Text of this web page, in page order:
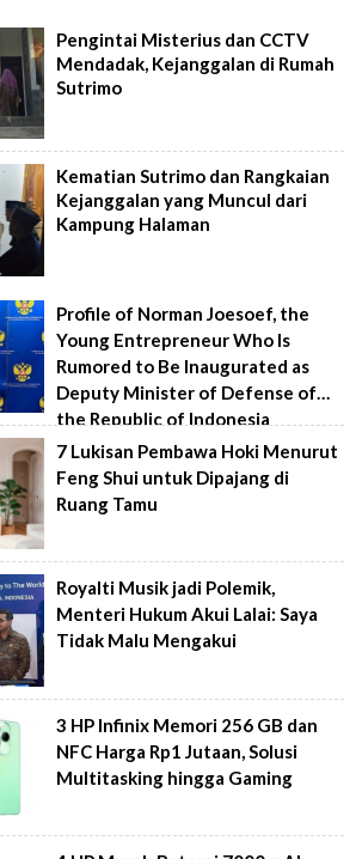
Pengintai Misterius dan CCTV
Mendadak, Kejanggalan di Rumah
Sutrimo
Kematian Sutrimo dan Rangkaian
Kejanggalan yang Muncul dari
Kampung Halaman
Profile of Norman Joesoef, the
Young Entrepreneur Who Is
Rumored to Be Inaugurated as
Deputy Minister of Defense of
the Republic of Indonesia
7 Lukisan Pembawa Hoki Menurut
Feng Shui untuk Dipajang di
Ruang Tamu
Royalti Musik jadi Polemik,
Menteri Hukum Akui Lalai: Saya
Tidak Malu Mengakui
3 HP Infinix Memori 256 GB dan
NFC Harga Rp1 Jutaan, Solusi
Multitasking hingga Gaming